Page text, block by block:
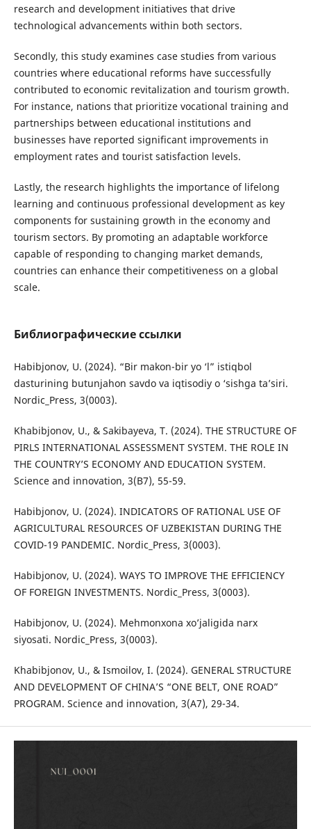
research and development initiatives that drive
technological advancements within both sectors.
Secondly, this study examines case studies from various
countries where educational reforms have successfully
contributed to economic revitalization and tourism growth.
For instance, nations that prioritize vocational training and
partnerships between educational institutions and
businesses have reported significant improvements in
employment rates and tourist satisfaction levels.
Lastly, the research highlights the importance of lifelong
learning and continuous professional development as key
components for sustaining growth in the economy and
tourism sectors. By promoting an adaptable workforce
capable of responding to changing market demands,
countries can enhance their competitiveness on a global
scale.
Библиографические ссылки
Habibjonov, U. (2024). “Bir makon-bir yo ‘l” istiqbol
dasturining butunjahon savdo va iqtisodiy o ‘sishga ta’siri.
Nordic_Press, 3(0003).
Khabibjonov, U., & Sakibayeva, T. (2024). THE STRUCTURE OF
PIRLS INTERNATIONAL ASSESSMENT SYSTEM. THE ROLE IN
THE COUNTRY’S ECONOMY AND EDUCATION SYSTEM.
Science and innovation, 3(B7), 55-59.
Habibjonov, U. (2024). INDICATORS OF RATIONAL USE OF
AGRICULTURAL RESOURCES OF UZBEKISTAN DURING THE
COVID-19 PANDEMIC. Nordic_Press, 3(0003).
Habibjonov, U. (2024). WAYS TO IMPROVE THE EFFICIENCY
OF FOREIGN INVESTMENTS. Nordic_Press, 3(0003).
Habibjonov, U. (2024). Mehmonxona xo’jaligida narx
siyosati. Nordic_Press, 3(0003).
Khabibjonov, U., & Ismoilov, I. (2024). GENERAL STRUCTURE
AND DEVELOPMENT OF CHINA’S “ONE BELT, ONE ROAD”
PROGRAM. Science and innovation, 3(A7), 29-34.